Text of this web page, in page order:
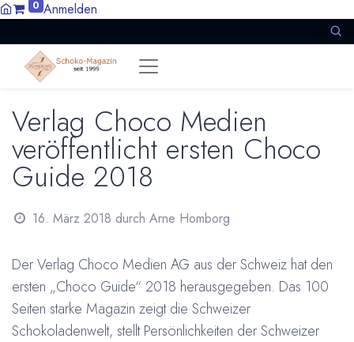
0 Anmelden
Verlag Choco Medien
veröffentlicht ersten Choco
Guide 2018
16. März 2018 durch Arne Homborg
Der Verlag Choco Medien AG aus der Schweiz hat den
ersten „Choco Guide“ 2018 herausgegeben. Das 100
Seiten starke Magazin zeigt die Schweizer
Schokoladenwelt, stellt Persönlichkeiten der Schweizer